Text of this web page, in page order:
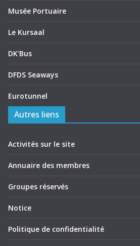
Musée Portuaire
Le Kursaal
DK'Bus
DFDS Seaways
Eurotunnel
Autres liens
Activités sur le site
Annuaire des membres
Groupes réservés
Notice
Politique de confidentialité